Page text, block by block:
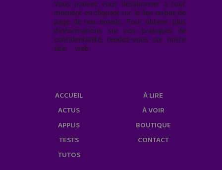
Vous pouvez vous désabonner à tout
moment en cliquant sur le lien en bas de
page de nos emails. Pour obtenir plus
d'informations sur nos pratiques de
confidentialité, rendez-vous sur notre
site web
ACCUEIL
ACTUS
APPLIS
TESTS
TUTOS
À LIRE
À VOIR
BOUTIQUE
CONTACT